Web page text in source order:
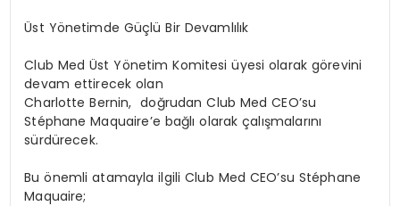
Üst Yönetimde Güçlü Bir Devamlılık
Club Med Üst Yönetim Komitesi üyesi olarak görevini
devam ettirecek olan
Charlotte Bernin, doğrudan Club Med CEO’su
Stéphane Maquaire’e bağlı olarak çalışmalarını
sürdürecek.
Bu önemli atamayla ilgili Club Med CEO’su Stéphane
Maquaire;